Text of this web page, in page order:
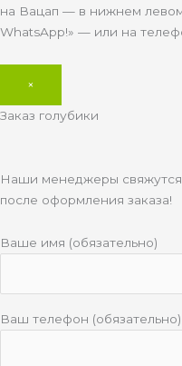
на Вацап — в нижнем
WhatsApp!» — или на
×
Заказ голубики
Наши менеджеры
после оформления заказа!
Ваше имя (обязательно)
Ваш телефон (обязательно)